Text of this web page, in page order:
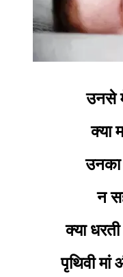
उनसे
क्या
उनका
न
क्या
पृथिवी